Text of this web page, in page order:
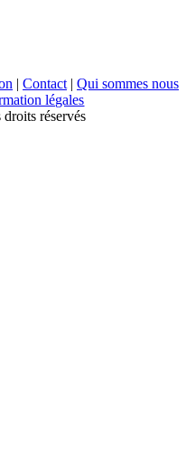
| Contact | Qui sommes nous
légales
réservés